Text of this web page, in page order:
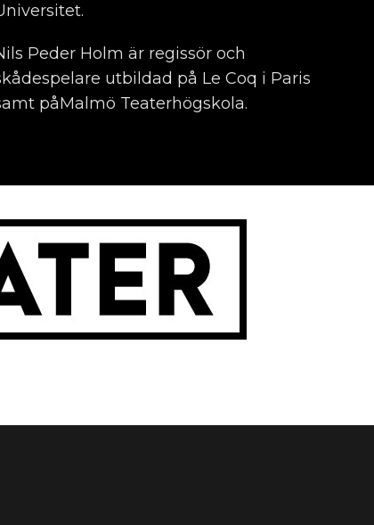
Peder Holm är regissör och
utbildad på Le Coq i Paris
påMalmö Teaterhögskola.